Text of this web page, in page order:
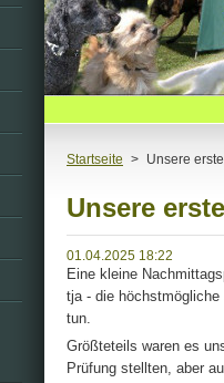
Startseite > Unsere
Unsere
01.04.2025 18:22
Eine kleine
tja - die
tun.
Größteteils waren es
Prüfung stellten, aber